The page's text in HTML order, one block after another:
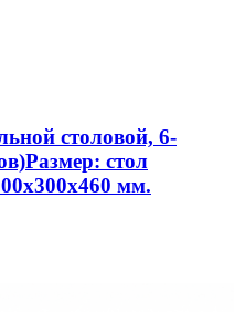
столовой, 6-
стол
мм.